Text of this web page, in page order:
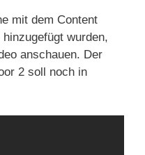
mit dem Content
wurden,
anschauen. Der
2 soll noch in